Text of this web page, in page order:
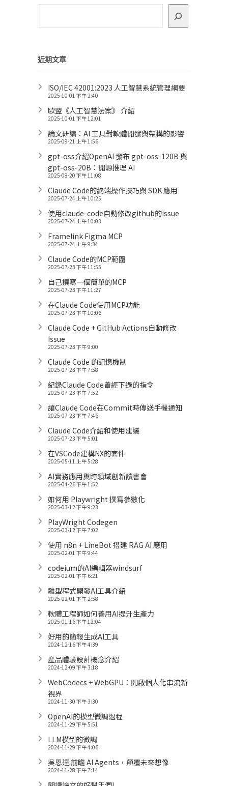
近期文章
ISO/IEC 42001:2023 人工智慧系統管理綱要
2025-10-01 下午 2:40
歐盟《人工智慧法案》 介紹
2025-10-01 下午 12:01
論文研讀：AI 工具對軟體開發與架構的影響
2025-09-21 上午 1:56
gpt-oss介紹OpenAI 發布 gpt-oss-120B 與
gpt-oss-20B：開源推理 AI
2025-08-20 下午 11:08
Claude Code的終端操作技巧與 SDK 應用
2025-07-24 上午 10:25
使用claude-code自動修改github的issue
2025-07-24 上午 10:03
Framelink Figma MCP
2025-07-24 上午 9:34
Claude Code的MCP範圍
2025-07-23 下午 11:55
自己撰寫一個簡單的MCP
2025-07-23 下午 11:27
在Claude Code使用MCP功能
2025-07-23 下午 10:06
Claude Code + GitHub Actions自動修改
Issue
2025-07-23 下午 9:00
Claude Code 的記憶機制
2025-07-23 下午 7:58
紀錄Claude Code曾經下過的指令
2025-07-23 下午 7:52
讓Claude Code在Commit時傳送手機通知
2025-07-23 下午 7:46
Claude Code介紹和使用建議
2025-07-23 下午 5:01
在VSCode建構NX的套件
2025-05-11 上午 5:28
AI實務應用與跨領域創新讀書會
2025-04-26 下午 1:52
如何用 Playwright 撰寫參數化
2025-03-12 下午 9:23
PlayWright Codegen
2025-03-12 下午 7:02
使用 n8n + LineBot 搭建 RAG AI 應用
2025-02-01 下午 9:44
codeium的AI編輯器windsurf
2025-02-01 下午 6:21
雛型程式開發AI工具介紹
2025-02-01 下午 2:58
軟體工程師如何善用AI提升生產力
2025-01-16 下午 12:04
好用的簡報生成AI工具
2024-12-16 下午 4:39
產品體驗設計概念介紹
2024-12-09 下午 3:18
WebCodecs + WebGPU：開啟個人化串流新
視界
2024-11-30 下午 3:30
OpenAI的模型微調過程
2024-11-29 下午 5:51
LLM模型的微調
2024-11-29 下午 4:06
吳恩達:前瞻 AI Agents，顛覆未來想像
2024-11-28 下午 7:14